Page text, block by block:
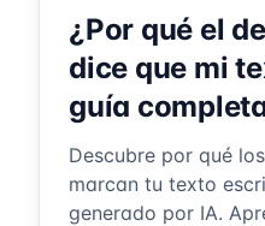
¿Por qué el
dice que mi
guía
Descubre por qué
marcan tu texto
generado por IA.